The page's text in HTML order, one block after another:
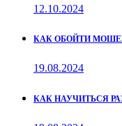
12.10.2024
КАК ОБОЙТИ
19.08.2024
КАК НАУЧИТЬСЯ